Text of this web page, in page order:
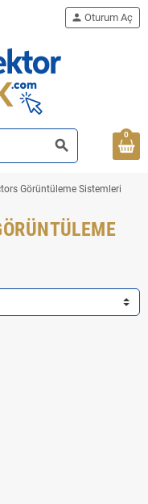
search
person Oturum Aç
0
Görüntüleme Sistemleri